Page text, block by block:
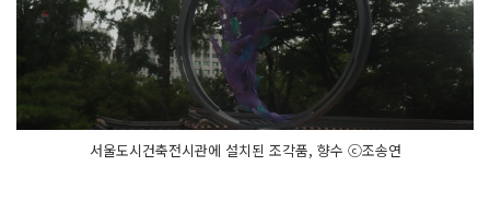
서울도시건축전시관에 설치된 조각품, 향수 ⓒ조송연